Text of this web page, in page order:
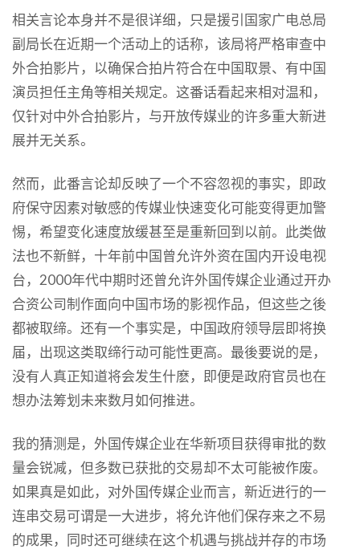
相关言论本身并不是很详细，只是援引国家广电总局
副局长在近期一个活动上的话称，该局将严格审查中
外合拍影片，以确保合拍片符合在中国取景、有中国
演员担任主角等相关规定。这番话看起来相对温和，
仅针对中外合拍影片，与开放传媒业的许多重大新进
展并无关系。
然而，此番言论却反映了一个不容忽视的事实，即政
府保守因素对敏感的传媒业快速变化可能变得更加警
惕，希望变化速度放缓甚至是重新回到以前。此类做
法也不新鲜，十年前中国曾允许外资在国内开设电视
台，2000年代中期时还曾允许外国传媒企业通过开办
合资公司制作面向中国市场的影视作品，但这些之後
都被取缔。还有一个事实是，中国政府领导层即将换
届，出现这类取缔行动可能性更高。最後要说的是，
没有人真正知道将会发生什麽，即便是政府官员也在
想办法筹划未来数月如何推进。
我的猜测是，外国传媒企业在华新项目获得审批的数
量会锐减，但多数已获批的交易却不太可能被作废。
如果真是如此，对外国传媒企业而言，新近进行的一
连串交易可谓是一大进步，将允许他们保存来之不易
的成果，同时还可继续在这个机遇与挑战并存的市场